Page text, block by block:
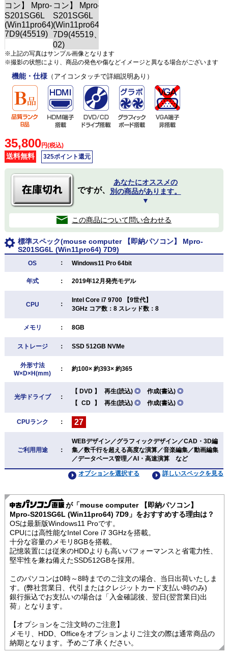
※上記の写真はサンプル画像となります
※撮影の状態により、商品の発色や傷などイメージと異なる場合がございます
機能・仕様（アイコンタッチで詳細説明あり）
35,800円(税込)
送料無料 325ポイント還元
ですが、
あなたにオススメの
別の商品があります。
▼
この商品について問い合わせる
標準スペック(mouse computer 【即納パソコン】 Mpro-
S201SG6L (Win11pro64) 7D9)
OS ： Windows11 Pro 64bit
年式 ： 2019年12月発売モデル
CPU ：
Intel Core i7 9700 【9世代】
3GHz コア数：8 スレッド数：8
メモリ ： 8GB
ストレージ ： SSD 512GB NVMe
外形寸法
W×D×H(mm)
： 約100× 約393× 約365
光学ドライブ ：
【 DVD 】 再生(読込) ◎ 作成(書込) ◎
【 CD 】 再生(読込) ◎ 作成(書込) ◎
CPUランク ： 27
ご利用用途 ：
WEBデザイン／グラフィックデザイン／CAD・3D編
集／数千行を超える高度な演算／音楽編集／動画編集
／データベース管理／AI・高速演算 など
詳しいスペックを見る
オプションを選択する
が「mouse computer 【即納パソコン】
Mpro-S201SG6L (Win11pro64) 7D9」をおすすめする理由は？
OSは最新版Windows11 Proです。
CPUには高性能なIntel Core i7 3GHzを搭載。
十分な容量のメモリ8GBを搭載。
記憶装置には従来のHDDよりも高いパフォーマンスと省電力性、
堅牢性を兼ね備えたSSD512GBを採用。
このパソコンは0時～8時までのご注文の場合、当日出荷いたしま
す。(弊社営業日、代引またはクレジットカード支払い時のみ)
銀行振込でお支払いの場合は「入金確認後、翌日(翌営業日)出
荷」となります。
【オプションをご注文時のご注意】
メモリ、HDD、Officeをオプションよりご注文の際は通常商品の
納期となります。予めご了承ください。